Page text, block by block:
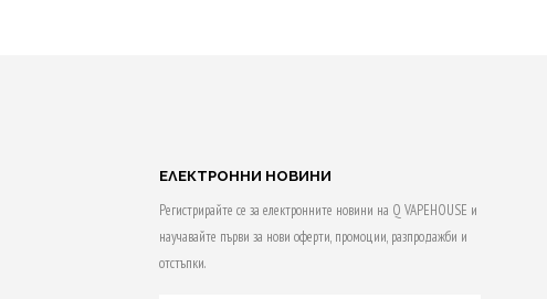
ЕЛЕКТРОННИ НОВИНИ
Регистрирайте се за електронните новини на Q VAPEHOUSE и
научавайте първи за нови оферти, промоции, разпродажби и
отстъпки.